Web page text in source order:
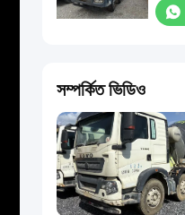
সম্পর্কিত ভিডিও